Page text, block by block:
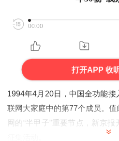
00:00
打开APP 收
1994年4月20日，中国全功能
联网大家庭中的第77个成员。
网的“半甲子”重要节点，新京